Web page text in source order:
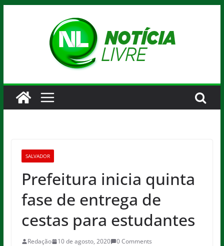
SALVADOR
Prefeitura inicia quinta
fase de entrega de
cestas para estudantes
Redação 10 de agosto, 2020 0 Comments